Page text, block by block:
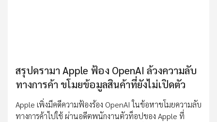
สรุปดรามา Apple ฟ้อง OpenAI ล้วงความลับ
ทางการค้า ขโมยข้อมูลสินค้าที่ยังไม่เปิดตัว
Apple เพิ่งมีคดีความฟ้องร้อง OpenAI ในข้อหาขโมยความลับ
ทางการค้าไปใช้ ผ่านอดีตพนักงานตัวท็อปของ Apple ที่